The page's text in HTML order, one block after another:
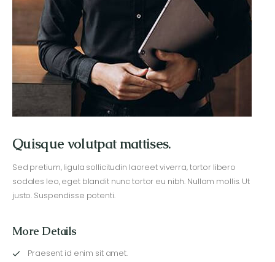
Quisque volutpat mattises.
Sed pretium, ligula sollicitudin laoreet viverra, tortor libero
sodales leo, eget blandit nunc tortor eu nibh. Nullam mollis. Ut
justo. Suspendisse potenti.
More Details
Praesent id enim sit amet.